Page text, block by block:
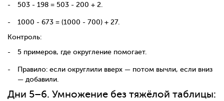
503 - 198 = 503 - 200 + 2.
1000 - 673 = (1000 - 700) + 27.
Контроль:
5 примеров, где округление помогает.
Правило: если округлили вверх — потом вычли, если вниз
— добавили.
Дни 5–6. Умножение без тяжёлой таблицы: